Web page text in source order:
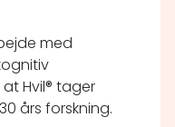
med
Hvil® tager
års forskning.